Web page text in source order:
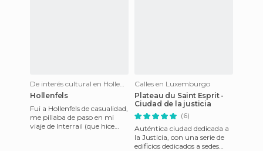
De interés cultural en Hollenfels
Hollenfels
Fui a Hollenfels de casualidad,
me pillaba de paso en mi
viaje de Interrail (que hice
Calles en Luxemburgo
Plateau du Saint Esprit -
Ciudad de la justicia
(6)
Auténtica ciudad dedicada a
la Justicia, con una serie de
edificios dedicados a sedes